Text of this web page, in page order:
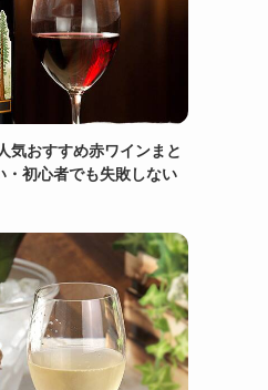
気おすすめ赤ワインまと
・初心者でも失敗しない